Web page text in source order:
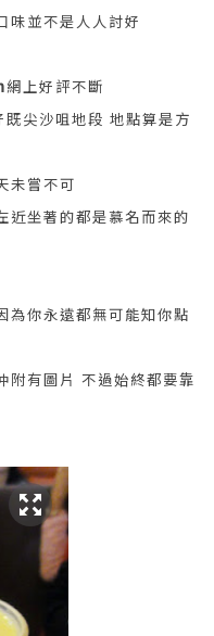
味並不是人人討好
網上好評不斷
既尖沙咀地段 地點算是方
未嘗不可
近坐著的都是慕名而來的
為你永遠都無可能知你點
附有圖片 不過始終都要靠